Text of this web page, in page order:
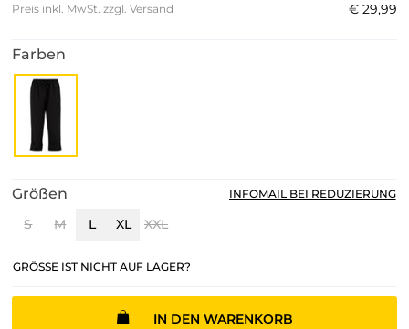
Preis inkl. MwSt. zzgl. Versand € 29,99
Farben
Größen
S M L XL XXL
INFOMAIL BEI REDUZIERUNG
GRÖSSE IST NICHT AUF LAGER?
IN DEN WARENKORB